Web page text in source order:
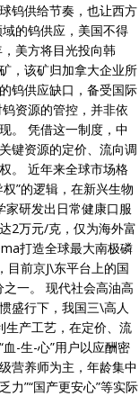
钨供给节奏，也让西方
的钨供应，美国不得
美方将目光投向韩
，该矿归加拿大企业所
钨供应缺口，备受国际
资源的管控，并非依
。 凭借这一制度，中
键资源的定价、流向调
。 近年来全球市场格
”的逻辑，在新兴生物
研发出日常健康口服
2万元/克，仅为海外富
打造全球最大南极磷
目前京J\东平台上的国
之一。 现代社会高油高
盛行下，我国三\高人
生产工艺，在定价、流
-生-心”用户以应酬密
营养师为主，年龄集中
力”“国产更安心”等实际